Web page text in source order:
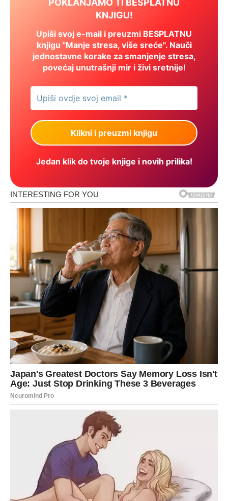
POKLANJAMO TI BESPLATNU
KNJIGU!
Upiši svoj e-mail i preuzmi BESPLATNU
knjigu "Manje stresa, više sreće". Nauči
jednostavne korake za smanjenje stresa,
povećaj unutrašnji mir i živi sretnije!
Jedan klik do tvoje knjige i novih prilika!